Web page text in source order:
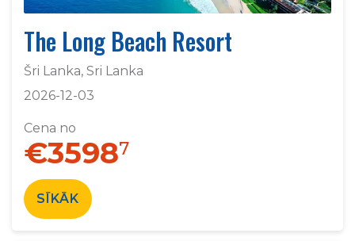
The Long Beach Resort
Šri Lanka, Sri Lanka
2026-12-03
Cena no
€35987
SĪKĀK